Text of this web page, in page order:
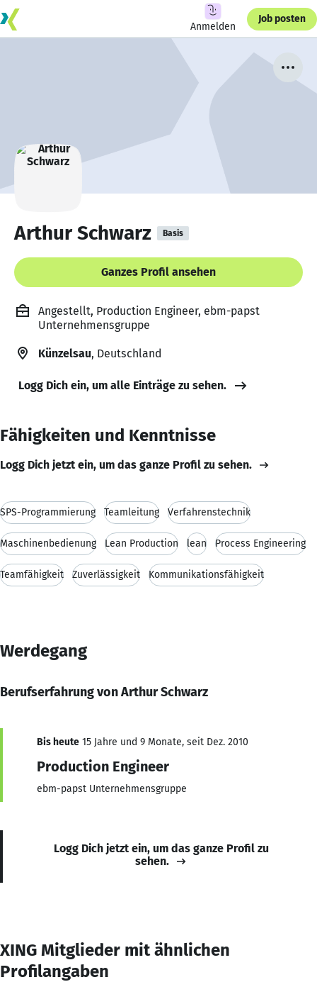
Anmelden
Job posten
Arthur Schwarz Basis
Ganzes Profil ansehen
Angestellt, Production Engineer, ebm-papst
Unternehmensgruppe
Künzelsau, Deutschland
Logg Dich ein, um alle Einträge zu sehen.
Fähigkeiten und Kenntnisse
Logg Dich jetzt ein, um das ganze Profil zu sehen.
SPS-Programmierung Teamleitung Verfahrenstechnik
Maschinenbedienung Lean Production lean Process Engineering
Teamfähigkeit Zuverlässigkeit Kommunikationsfähigkeit
Werdegang
Berufserfahrung von Arthur Schwarz
Bis heute 15 Jahre und 9 Monate, seit Dez. 2010
Production Engineer
ebm-papst Unternehmensgruppe
Logg Dich jetzt ein, um das ganze Profil zu
sehen.
XING Mitglieder mit ähnlichen
Profilangaben